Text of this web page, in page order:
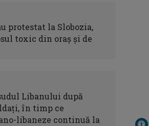
protestat la Slobozia,
toxic din oraș și de
Libanului după
în timp ce
libaneze continuă la